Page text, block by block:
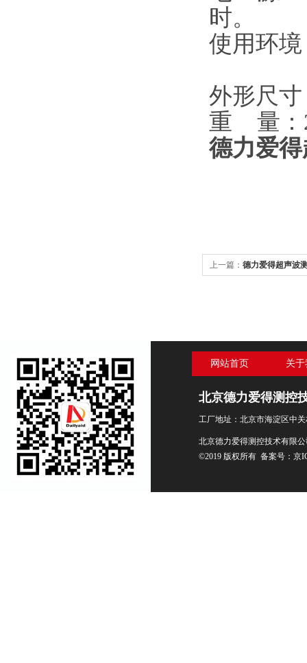
时。
使用环
外形尺寸
重 量：
德力爱
上一篇： 德力爱得超声波
网站首页 关
北京德力爱得测控
工厂地址：北京市海淀区中
北京德力爱得测控技术有限
©2019 版权所有 备案号： 京